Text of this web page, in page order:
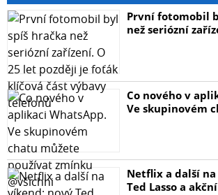
První fotomobil
než seriózní
Co nového v
Ve skupinovém
Netflix a další
Ted Lasso a